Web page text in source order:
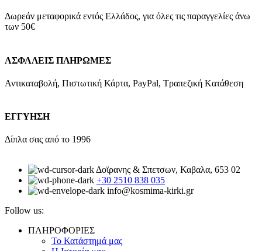
Δωρεάν μεταφορικά εντός Ελλάδος, για όλες τις παραγγελίες άνω
των 50€
ΑΣΦΑΛΕΙΣ ΠΛΗΡΩΜΕΣ
Αντικαταβολή, Πιστωτική Κάρτα, PayPal, Τραπεζική Kατάθεση
ΕΓΓΥΗΣΗ
Δίπλα σας από το 1996
Δοϊρανης & Σπετσων, Καβαλα, 653 02
+30 2510 838 035
info@kosmima-kirki.gr
Follow us:
ΠΛΗΡΟΦΟΡΙΕΣ
Το Κατάστημά μας